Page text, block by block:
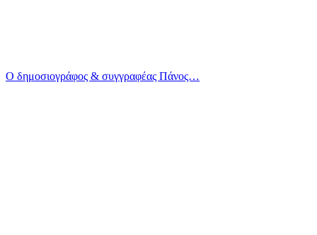
Ο δημοσιογράφος & συγγραφέας Πάνος…